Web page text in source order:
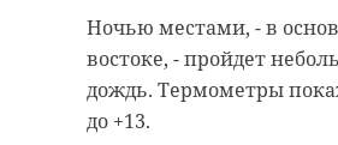
Ночью местами, - в
востоке, - пройдет
дождь. Термометры
до +13.
По данным следствия,
мужчина вступил в
неустановленным
более 194 грамм гашиша.
Сотрудники Центра "Э"
Петербургу и
области остановили
группы, которую